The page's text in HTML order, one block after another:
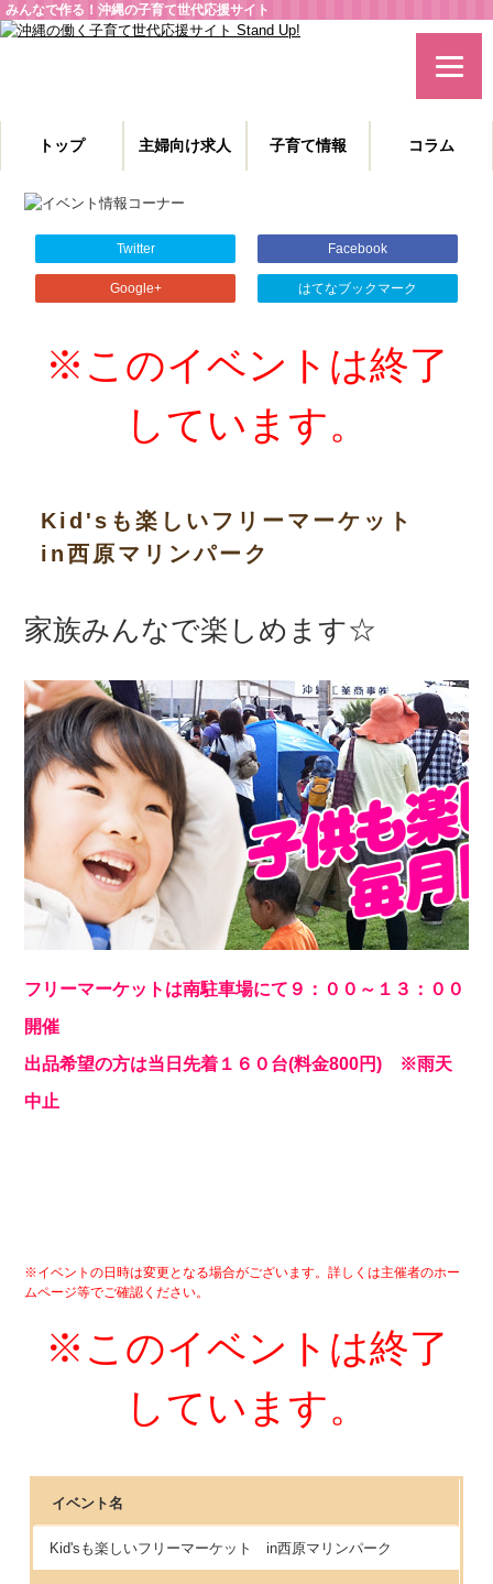
みんなで作る！沖縄の子育て世代応援サイト
主婦特化型の求人情報と、子育てや教育に役立つコラムを発信。
沖縄の子育て世代、働くママを応援します！
トップ 主婦向け求人 子育て情報 コラム
Twitter Facebook
Google+ はてなブックマーク
※このイベントは終了
しています。
Kid'sも楽しいフリーマーケット
in西原マリンパーク
家族みんなで楽しめます☆
フリーマーケットは南駐車場にて９：００～１３：００
開催
出品希望の方は当日先着１６０台(料金800円) ※雨天
中止
※イベントの日時は変更となる場合がございます。詳しくは主催者のホー
ムページ等でご確認ください。
※このイベントは終了
しています。
イベント名
Kid'sも楽しいフリーマーケット in西原マリンパーク